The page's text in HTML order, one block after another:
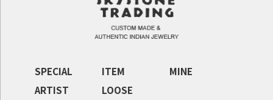
SPECIAL ITEM
MINE
ARTIST
LOOSE